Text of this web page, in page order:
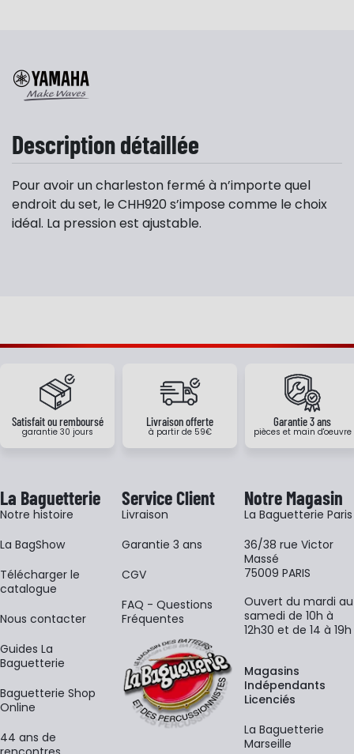
Description détaillée
Pour avoir un charleston fermé à n’importe quel
endroit du set, le CHH920 s’impose comme le choix
idéal. La pression est ajustable.
Satisfait ou remboursé
garantie 30 jours
Livraison offerte
à partir de 59€
Garantie 3 ans
pièces et main d'oeuvre
La Baguetterie
Notre histoire
La BagShow
​Télécharger le
catalogue
Nous contacter
Guides La
Baguetterie
Baguetterie Shop
Online
44 ans de
Service Client
Livraison
Garantie 3 ans
CGV
FAQ - Questions
Fréquentes
Notre Magasin
La Baguetterie Paris
36/38 rue Victor
Massé
75009 PARIS
Ouvert du mardi au
samedi de 10h à
12h30 et de 14 à 19h
Magasins
Indépendants
Licenciés
La Baguetterie
Marseille